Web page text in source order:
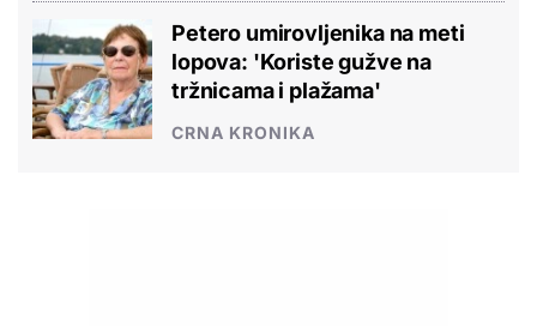
Petero umirovljenika na meti
lopova: 'Koriste gužve na
tržnicama i plažama'
CRNA KRONIKA